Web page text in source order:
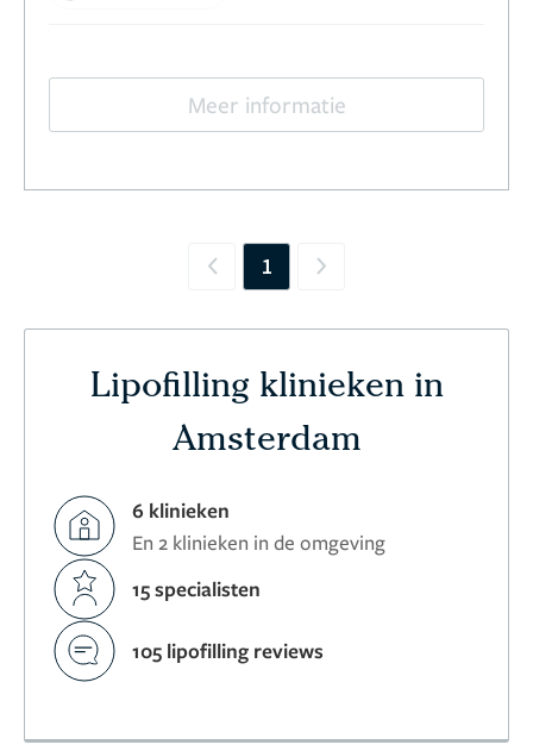
Meer informatie
Previous
1 Next
Lipofilling klinieken in
Amsterdam
6 klinieken
En 2 klinieken in de omgeving
15 specialisten
105 lipofilling reviews